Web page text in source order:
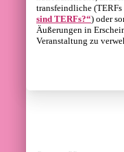
transfeindliche
sind TERFs?“) oder
Äußerungen in
Veranstaltung zu